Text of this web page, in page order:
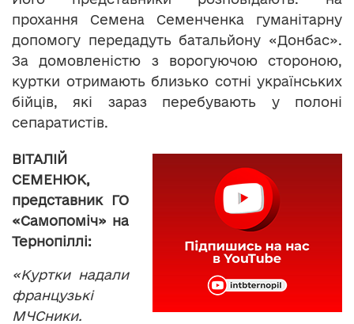
прохання Семена Семенченка гуманітарну
допомогу передадуть батальйону «Донбас».
За домовленістю з ворогуючою стороною,
куртки отримають близько сотні українських
бійців, які зараз перебувають у полоні
сепаратистів.
ВІТАЛІЙ
СЕМЕНЮК,
представник ГО
«Самопоміч» на
Тернопіллі:
«Куртки надали
французькі
МЧСники.